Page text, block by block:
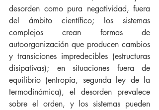
desorden como pura negatividad, fuera
del ámbito científico; los sistemas
complejos crean formas de
autoorganización que producen cambios
y transiciones impredecibles (estructuras
disipativas); en situaciones fuera de
equilibrio (entropía, segunda ley de la
termodinámica), el desorden prevalece
sobre el orden, y los sistemas pueden